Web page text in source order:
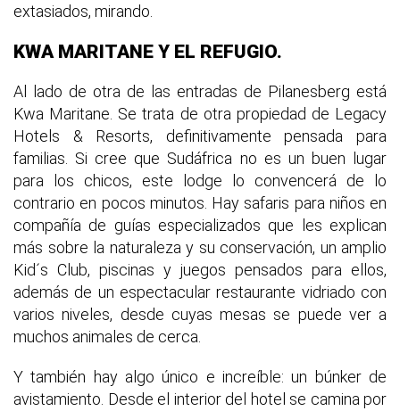
extasiados, mirando.
KWA MARITANE Y EL REFUGIO.
Al lado de otra de las entradas de Pilanesberg está
Kwa Maritane. Se trata de otra propiedad de Legacy
Hotels & Resorts, definitivamente pensada para
familias. Si cree que Sudáfrica no es un buen lugar
para los chicos, este lodge lo convencerá de lo
contrario en pocos minutos. Hay safaris para niños en
compañía de guías especializados que les explican
más sobre la naturaleza y su conservación, un amplio
Kid´s Club, piscinas y juegos pensados para ellos,
además de un espectacular restaurante vidriado con
varios niveles, desde cuyas mesas se puede ver a
muchos animales de cerca.
Y también hay algo único e increíble: un búnker de
avistamiento. Desde el interior del hotel se camina por